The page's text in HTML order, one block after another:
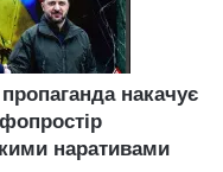
накачує
наративами